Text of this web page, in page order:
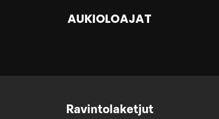
AUKIOLOAJAT
Ravintolaketjut